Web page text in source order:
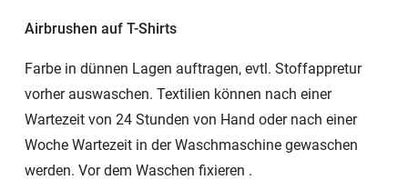
Airbrushen auf T-Shirts
Farbe in dünnen Lagen auftragen, evtl. Stoffappretur
vorher auswaschen. Textilien können nach einer
Wartezeit von 24 Stunden von Hand oder nach einer
Woche Wartezeit in der Waschmaschine gewaschen
werden. Vor dem Waschen fixieren .